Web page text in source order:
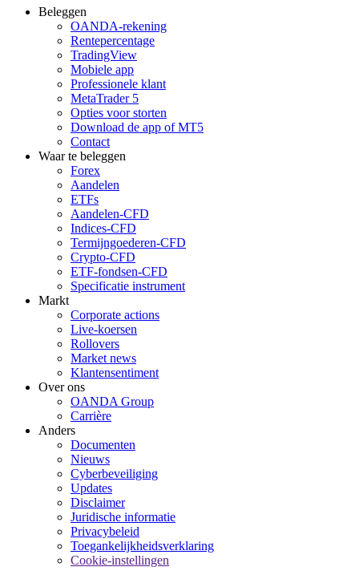
Beleggen
OANDA-rekening
Rentepercentage
TradingView
Mobiele app
Professionele klant
MetaTrader 5
Opties voor storten
Download de app of MT5
Contact
Waar te beleggen
Forex
Aandelen
ETFs
Aandelen-CFD
Indices-CFD
Termijngoederen-CFD
Crypto-CFD
ETF-fondsen-CFD
Specificatie instrument
Markt
Corporate actions
Live-koersen
Rollovers
Market news
Klantensentiment
Over ons
OANDA Group
Carrière
Anders
Documenten
Nieuws
Cyberbeveiliging
Updates
Disclaimer
Juridische informatie
Privacybeleid
Toegankelijkheidsverklaring
Cookie-instellingen